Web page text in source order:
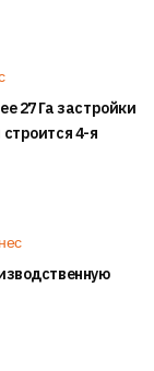
27 Га застройки
4-я